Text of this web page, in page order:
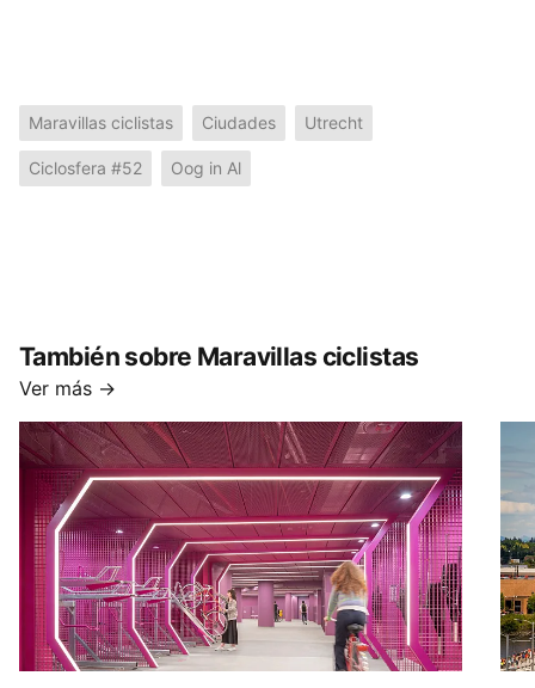
Maravillas ciclistas Ciudades Utrecht
Ciclosfera #52 Oog in Al
También sobre Maravillas ciclistas
Ver más →